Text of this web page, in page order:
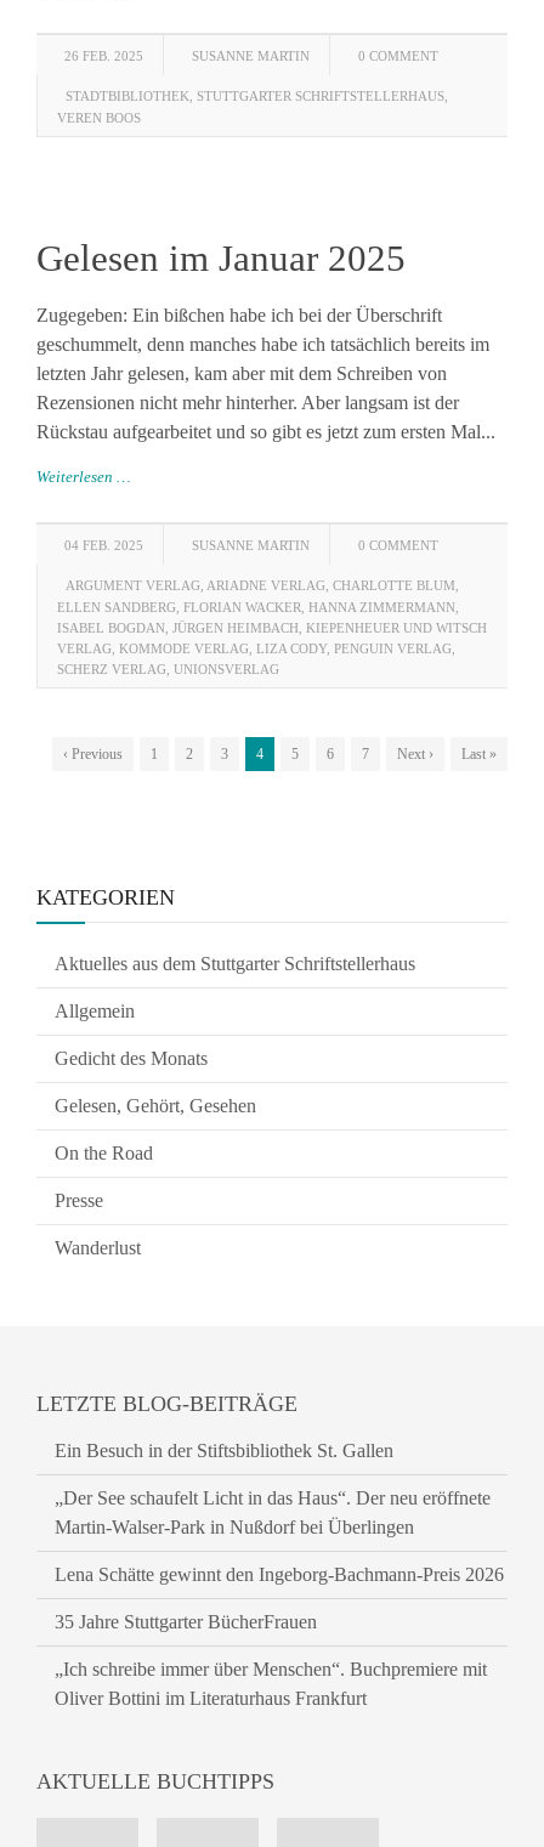
26 FEB. 2025 SUSANNE MARTIN 0 COMMENT
STADTBIBLIOTHEK STUTTGARTER SCHRIFTSTELLERHAUS
VEREN BOOS
Gelesen im Januar 2025
Zugegeben: Ein bißchen habe ich bei der Überschrift
geschummelt, denn manches habe ich tatsächlich bereits im
letzten Jahr gelesen, kam aber mit dem Schreiben von
Rezensionen nicht mehr hinterher. Aber langsam ist der
Rückstau aufgearbeitet und so gibt es jetzt zum ersten Mal...
Weiterlesen …
04 FEB. 2025 SUSANNE MARTIN 0 COMMENT
ARGUMENT VERLAG ARIADNE VERLAG CHARLOTTE BLUM
ELLEN SANDBERG FLORIAN WACKER HANNA ZIMMERMANN
ISABEL BOGDAN JÜRGEN HEIMBACH KIEPENHEUER UND WITSCH
VERLAG KOMMODE VERLAG LIZA CODY, PENGUIN VERLAG
SCHERZ VERLAG UNIONSVERLAG
‹ Previous 1 2 3 4 5 6 7 Next › Last »
KATEGORIEN
Aktuelles aus dem Stuttgarter Schriftstellerhaus
Allgemein
Gedicht des Monats
Gelesen, Gehört, Gesehen
On the Road
Presse
Wanderlust
LETZTE BLOG-BEITRÄGE
Ein Besuch in der Stiftsbibliothek St. Gallen
„Der See schaufelt Licht in das Haus“. Der neu eröffnete
Martin-Walser-Park in Nußdorf bei Überlingen
Lena Schätte gewinnt den Ingeborg-Bachmann-Preis 2026
35 Jahre Stuttgarter BücherFrauen
„Ich schreibe immer über Menschen“. Buchpremiere mit
Oliver Bottini im Literaturhaus Frankfurt
AKTUELLE BUCHTIPPS